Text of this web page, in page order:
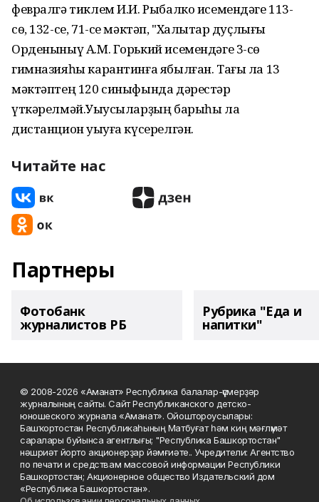
февралгә тиклем И.И. Рыбалко исемендәге 113-
сө, 132-се, 71-се мәктәп, "Халыҡтар дуҫлығы
Орденыныү А.М. Горький исемендәге 3-сө
гимназияһы карантинға ябылған. Тағы ла 13
мәктәптең 120 синыфында дәрестәр
үткәрелмәй.Уҡыусыларҙың барыһы ла
дистанцион уҡыуға күсерелгән.
Читайте нас
Партнеры
Фотобанк
журналистов РБ
Рубрика "Еда и
напитки"
© 2008-2026 «Аманат» Республика балалар-үҫмерҙәр
журналының сайты. Сайт Республиканского детско-
юношеского журнала «Аманат». Ойоштороусылары:
Башҡортостан Республикаһының Матбуғат һәм киң мәғлүмәт
саралары буйынса агентлығы; "Республика Башкортостан"
нәшриәт йорто акционерҙар йәмғиәте.. Учредители: Агентство
по печати и средствам массовой информации Республики
Башкортостан; Акционерное общество Издательский дом
«Республика Башкортостан».